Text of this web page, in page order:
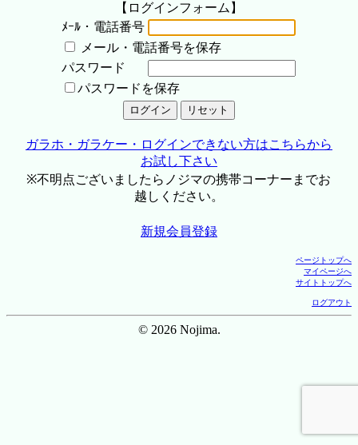
【ログインフォーム】
ﾒｰﾙ・電話番号
メール・電話番号を保存
パスワード
パスワードを保存
ガラホ・ガラケー・ログインできない方はこちらから
お試し下さい
※不明点ございましたらノジマの携帯コーナーまでお
越しください。
新規会員登録
ページトップへ
マイページへ
サイトトップへ
ログアウト
© 2026 Nojima.